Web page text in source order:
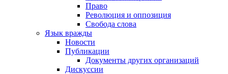
Право
Революция и оппозиция
Свобода слова
Язык вражды
Новости
Публикации
Документы других организаций
Дискуссии